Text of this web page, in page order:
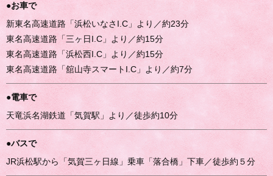
●お車で
新東名高速道路「浜松いなさI.C」より／約23分
東名高速道路「三ヶ日I.C」より／約15分
東名高速道路「浜松西I.C」より／約15分
東名高速道路「舘山寺スマートI.C」より／約7分
●電車で
天竜浜名湖鉄道「気賀駅」より／徒歩約10分
●バスで
JR浜松駅から「気賀三ヶ日線」乗車「落合橋」下車／徒歩約５分